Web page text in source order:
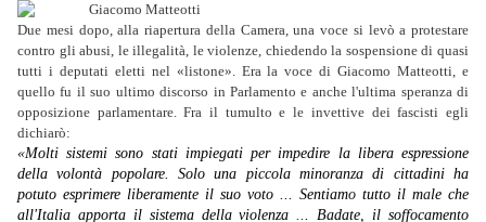
Due mesi dopo, alla riapertura della Camera, una voce si levò a protestare
contro gli abusi, le illegalità, le violenze, chiedendo la sospensione di quasi
tutti i deputati eletti nel «listone». Era la voce di Giacomo Matteotti, e
quello fu il suo ultimo discorso in Parlamento e anche l'ultima speranza di
opposizione parlamentare. Fra il tumulto e le invettive dei fascisti egli
dichiarò:
«Molti sistemi sono stati impiegati per impedire la libera espressione
della volontà popolare. Solo una piccola minoranza di cittadini ha
potuto esprimere liberamente il suo voto ... Sentiamo tutto il male che
all'Italia apporta il sistema della violenza ... Badate, il soffocamento